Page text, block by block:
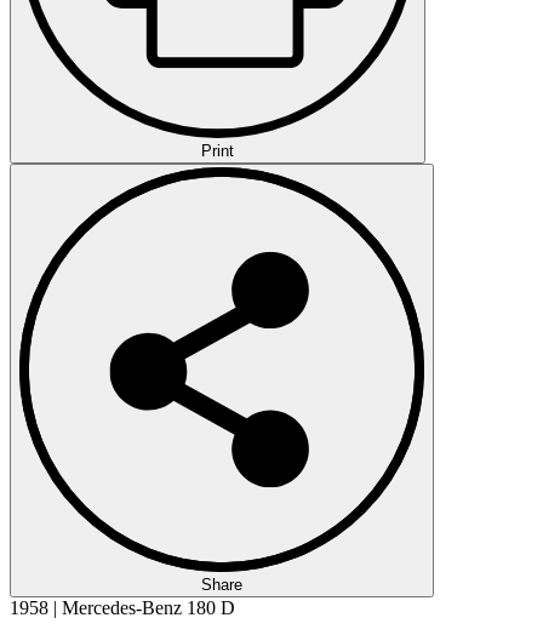
Print
Share
1958 | Mercedes-Benz 180 D